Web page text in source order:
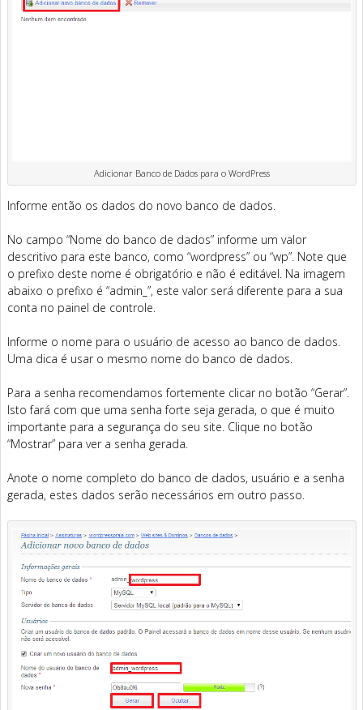
Adicionar Banco de Dados para o WordPress
Informe então os dados do novo banco de dados.
No campo “Nome do banco de dados” informe um valor
descritivo para este banco, como “wordpress” ou “wp”. Note que
o prefixo deste nome é obrigatório e não é editável. Na imagem
abaixo o prefixo é “admin_”, este valor será diferente para a sua
conta no painel de controle.
Informe o nome para o usuário de acesso ao banco de dados.
Uma dica é usar o mesmo nome do banco de dados.
Para a senha recomendamos fortemente clicar no botão “Gerar”.
Isto fará com que uma senha forte seja gerada, o que é muito
importante para a segurança do seu site. Clique no botão
“Mostrar” para ver a senha gerada.
Anote o nome completo do banco de dados, usuário e a senha
gerada, estes dados serão necessários em outro passo.